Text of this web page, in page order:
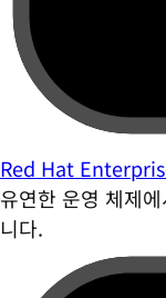
Red Hat
유연한 운영 체제
니다.